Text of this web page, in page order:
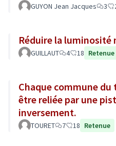
GUYON Jean Jacques 3
Réduire la luminosité
GUILLAUT 4 18 Retenue
Chaque commune
être reliée par une
inversement.
TOURET 7 18 Retenue